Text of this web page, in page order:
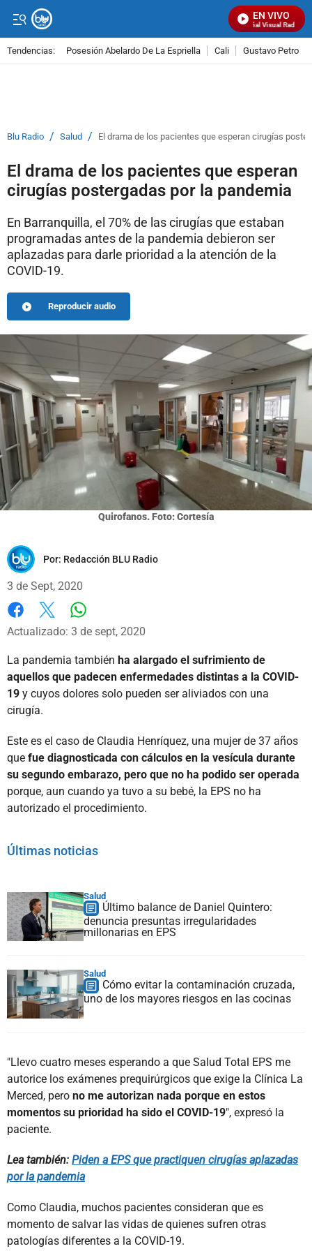
EN VIVO
Señal Visual Radio
Tendencias: Posesión Abelardo De La Espriella Cali Gustavo Petro
Blu Radio / Salud / El drama de los pacientes que esperan cirugías
El drama de los pacientes que esperan
cirugías postergadas por la pandemia
En Barranquilla, el 70% de las cirugías que estaban
programadas antes de la pandemia debieron ser
aplazadas para darle prioridad a la atención de la
COVID-19.
Reproducir audio
Quirofanos. Foto: Cortesía
Por: Redacción BLU Radio
3 de Sept, 2020
Facebook
X
Actualizado: 3 de sept, 2020
La pandemia también ha alargado el sufrimiento de
aquellos que padecen enfermedades distintas a la COVID-
19 y cuyos dolores solo pueden ser aliviados con una
cirugía.
Este es el caso de Claudia Henríquez, una mujer de 37 años
que fue diagnosticada con cálculos en la vesícula durante
su segundo embarazo, pero que no ha podido ser operada
porque, aun cuando ya tuvo a su bebé, la EPS no ha
autorizado el procedimiento.
Últimas noticias
Salud
Último balance de Daniel Quintero:
denuncia presuntas irregularidades
millonarias en EPS
Salud
Cómo evitar la contaminación cruzada,
uno de los mayores riesgos en las cocinas
"Llevo cuatro meses esperando a que Salud Total EPS me
autorice los exámenes prequirúrgicos que exige la Clínica La
Merced, pero no me autorizan nada porque en estos
momentos su prioridad ha sido el COVID-19", expresó la
paciente.
Lea también: Piden a EPS que practiquen cirugías aplazadas
por la pandemia
Como Claudia, muchos pacientes consideran que es
momento de salvar las vidas de quienes sufren otras
patologías diferentes a la COVID-19.